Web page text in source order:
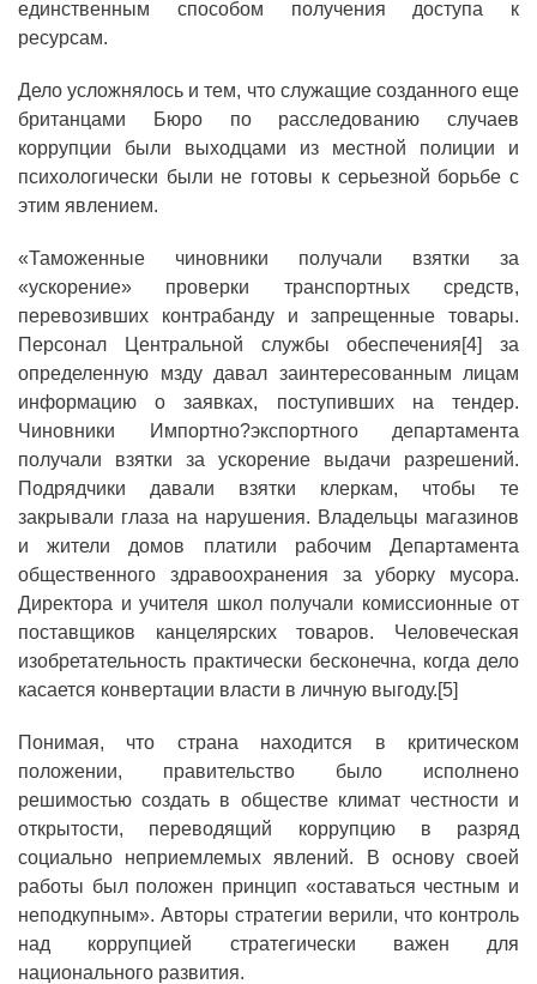
единственным способом получения доступа к
ресурсам.
Дело усложнялось и тем, что служащие созданного еще
британцами Бюро по расследованию случаев
коррупции были выходцами из местной полиции и
психологически были не готовы к серьезной борьбе с
этим явлением.
«Таможенные чиновники получали взятки за
«ускорение» проверки транспортных средств,
перевозивших контрабанду и запрещенные товары.
Персонал Центральной службы обеспечения[4] за
определенную мзду давал заинтересованным лицам
информацию о заявках, поступивших на тендер.
Чиновники Импортно?экспортного департамента
получали взятки за ускорение выдачи разрешений.
Подрядчики давали взятки клеркам, чтобы те
закрывали глаза на нарушения. Владельцы магазинов
и жители домов платили рабочим Департамента
общественного здравоохранения за уборку мусора.
Директора и учителя школ получали комиссионные от
поставщиков канцелярских товаров. Человеческая
изобретательность практически бесконечна, когда дело
касается конвертации власти в личную выгоду.[5]
Понимая, что страна находится в критическом
положении, правительство было исполнено
решимостью создать в обществе климат честности и
открытости, переводящий коррупцию в разряд
социально неприемлемых явлений. В основу своей
работы был положен принцип «оставаться честным и
неподкупным». Авторы стратегии верили, что контроль
над коррупцией стратегически важен для
национального развития.